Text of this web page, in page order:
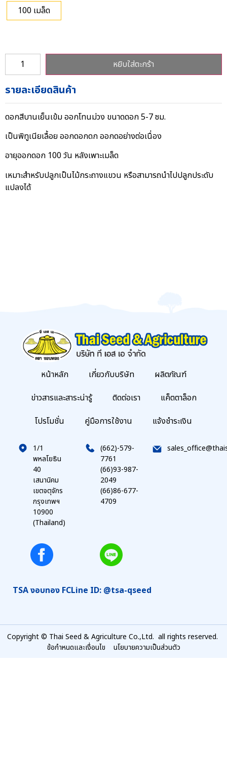
100 เมล็ด
หยิบใส่ตะกร้า
รายละเอียดสินค้า
ดอกสีบานเย็นเข้ม ออกโทนม่วง ขนาดดอก 5-7 ซม.
เป็นพิทูเนียเลื้อย ออกดอกดก ออกดอย่างต่อเนื่อง
อายุออกดอก 100 วัน หลังเพาะเมล็ด
เหมาะสำหรับปลูกเป็นไม้กระถางแขวน หรือสามารถนำไปปลูกประดับ
แปลงได้
หน้าหลัก เกี่ยวกับบริษัท
ผลิตภัณฑ์
ข่าวสารและสาระน่ารู้
ติดต่อเรา
แค็ตตาล็อก
โปรโมชั่น
คู่มือการใช้งาน แจ้งชำระเงิน
1/1
พหลโยธิน
40
เสนานิคม
เขตจตุจักร
กรุงเทพฯ
10900
(Thailand)
(662)-579-
7761
(66)93-987-
2049
(66)86-677-
4709
TSA งอบทอง FCLine ID: @tsa-qseed
Copyright © Thai Seed & Agriculture Co.,Ltd. all rights reserved.
ข้อกำหนดและเงื่อนไข
นโยบายความเป็นส่วนตัว